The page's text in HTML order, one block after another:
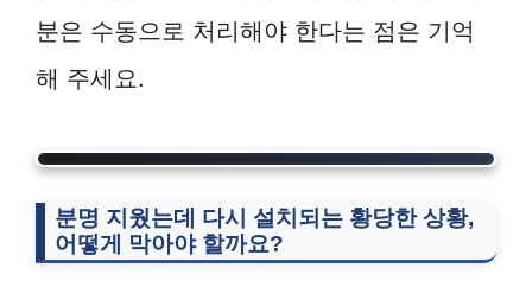
분은 수동으로 처리해야 한다는 점은 기억
해 주세요.
분명 지웠는데 다시 설치되는 황당한 상황,
어떻게 막아야 할까요?